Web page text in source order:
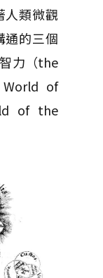
人類微觀
通的三個
力（the
of
of the